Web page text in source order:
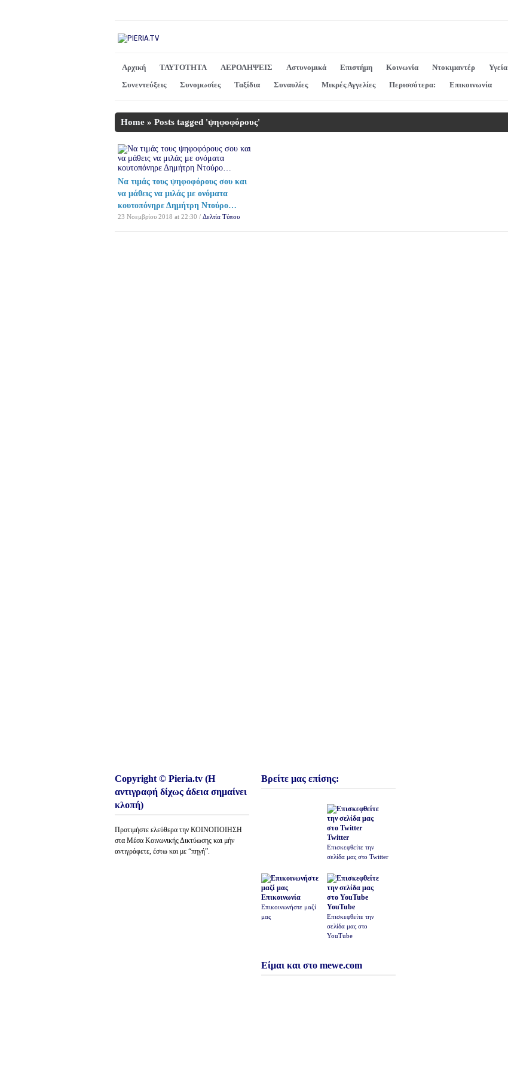
Αρχική ΤΑΥΤΟΤΗΤΑ ΑΕΡΟΛΗΨΕΙΣ Αστυνομικά Επιστήμη Κοινωνία Ντοκιμαντέρ Υγεία
Συνεντεύξεις
Συνομωσίες Ταξίδια Συναυλίες Μικρές Αγγελίες Περισσότερα: Επικοινωνία
Home » Posts tagged 'ψηφοφόρους'
Να τιμάς τους ψηφοφόρους σου και
να μάθεις να μιλάς με ονόματα
κουτοπόνηρε Δημήτρη Ντούρο…
23 Νοεμβρίου 2018 at 22:30 / Δελτία Τύπου
Copyright © Pieria.tv (Η
αντιγραφή δίχως άδεια σημαίνει
κλοπή)
Προτιμήστε ελεύθερα την ΚΟΙΝΟΠΟΙΗΣΗ
στα Μέσα Κοινωνικής Δικτύωσης και μήν
αντιγράφετε, έστω και με “πηγή”.
Βρείτε μας επίσης:
Twitter
Επισκεφθείτε την
σελίδα μας στο Twitter
Επικοινωνία
Επικοινωνήστε μαζί
μας
YouTube
Επισκεφθείτε την
σελίδα μας στο
YouTube
Είμαι και στο mewe.com